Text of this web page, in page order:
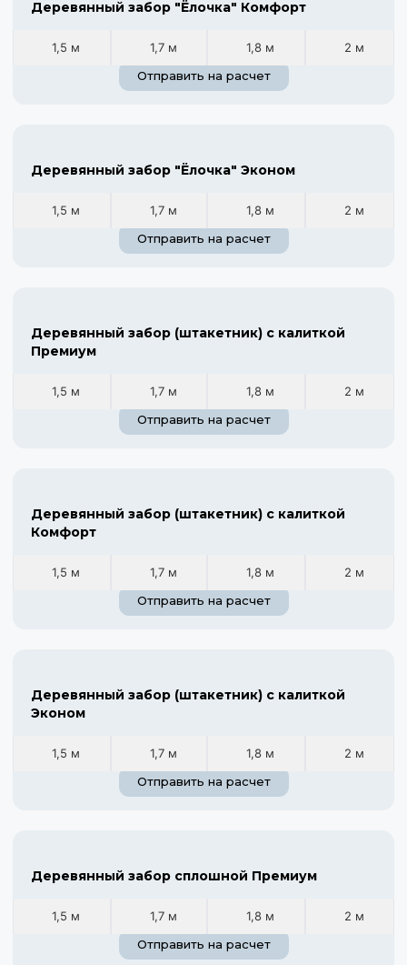
Деревянный забор "Ёлочка" Комфорт
1,5 м 1,7 м 1,8 м
2 м
Отправить на расчет
Деревянный забор "Ёлочка" Эконом
1,5 м 1,7 м 1,8 м
2 м
Отправить на расчет
Деревянный забор (штакетник) с калиткой
Премиум
1,5 м 1,7 м 1,8 м
2 м
Отправить на расчет
Деревянный забор (штакетник) с калиткой
Комфорт
1,5 м 1,7 м 1,8 м
2 м
Отправить на расчет
Деревянный забор (штакетник) с калиткой
Эконом
1,5 м 1,7 м 1,8 м
2 м
Отправить на расчет
Деревянный забор сплошной Премиум
1,5 м 1,7 м 1,8 м
2 м
Отправить на расчет